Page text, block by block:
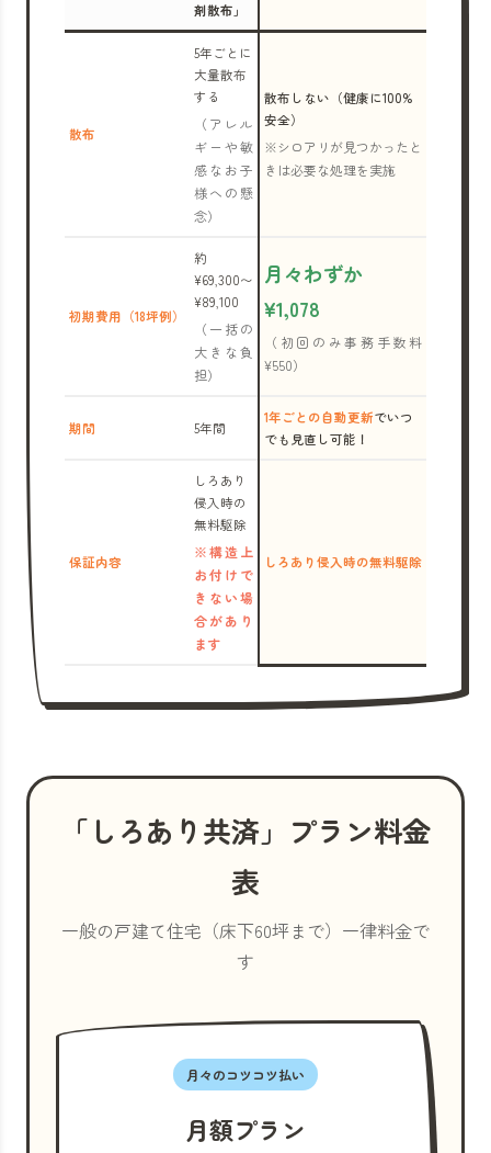
剤散布」
散布
5年ごとに
大量散布
する
（アレル
ギーや敏
感なお子
様への懸
念）
散布しない（健康に100%
安全）
※シロアリが見つかったと
きは必要な処理を実施
初期費用（18坪例）
約
¥69,300〜
¥89,100
（一括の
大きな負
担）
月々わずか
¥1,078
（初回のみ事務手数料
¥550）
期間 5年間
1年ごとの自動更新でいつ
でも見直し可能！
保証内容
しろあり
侵入時の
無料駆除
※構造上
お付けで
きない場
合があり
ます
しろあり侵入時の無料駆除
「しろあり共済」プラン料金
表
一般の戸建て住宅（床下60坪まで）一律料金で
す
月々のコツコツ払い
月額プラン